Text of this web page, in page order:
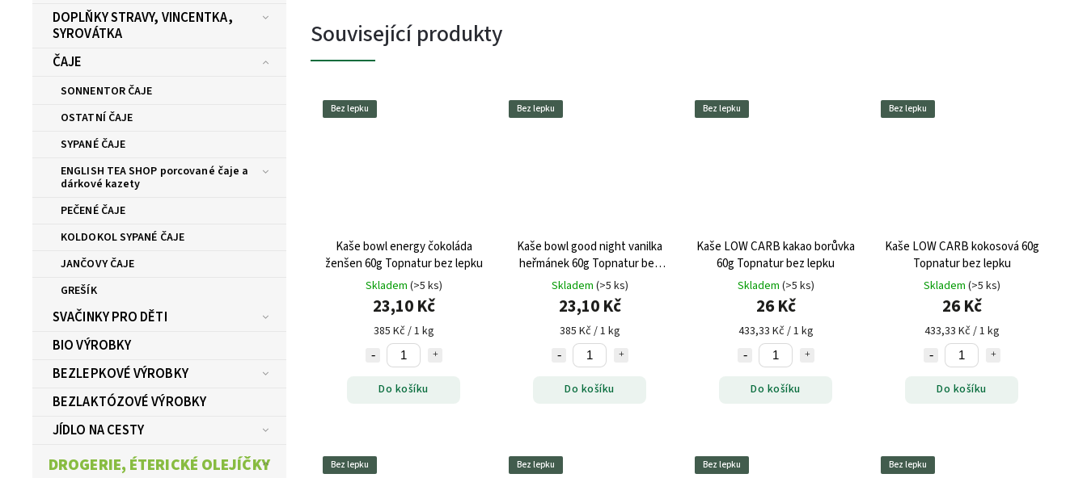
DOPLŇKY STRAVY, VINCENTKA,
SYROVÁTKA
ČAJE
SONNENTOR ČAJE
OSTATNÍ ČAJE
SYPANÉ ČAJE
ENGLISH TEA SHOP porcované čaje a
dárkové kazety
PEČENÉ ČAJE
KOLDOKOL SYPANÉ ČAJE
JANČOVY ČAJE
GREŠÍK
SVAČINKY PRO DĚTI
BIO VÝROBKY
BEZLEPKOVÉ VÝROBKY
BEZLAKTÓZOVÉ VÝROBKY
JÍDLO NA CESTY
DROGERIE, ÉTERICKÉ OLEJÍČKY
Související produkty
Bez lepku
Kaše bowl energy čokoláda
ženšen 60g Topnatur bez lepku
Skladem (>5 ks)
23,10 Kč
385 Kč / 1 kg
Do košíku
Bez lepku
Kaše bowl good night vanilka
heřmánek 60g Topnatur bez
lepku
Skladem (>5 ks)
23,10 Kč
385 Kč / 1 kg
Do košíku
Bez lepku
Kaše LOW CARB kakao borůvka
60g Topnatur bez lepku
Skladem (>5 ks)
26 Kč
433,33 Kč / 1 kg
Do košíku
Bez lepku
Kaše LOW CARB kokosová 60g
Topnatur bez lepku
Skladem (>5 ks)
26 Kč
433,33 Kč / 1 kg
Do košíku
Bez lepku Bez lepku Bez lepku Bez lepku